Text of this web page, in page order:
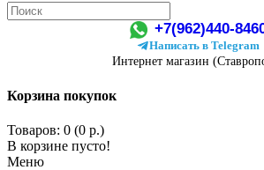
+7(962)440-
Написать в Telegram
Интернет магазин
Корзина покупок
Товаров: 0 (0 р.)
В корзине пусто!
Меню